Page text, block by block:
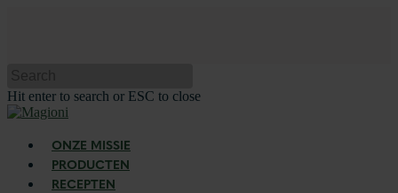
Hit enter to search or ESC to close
ONZE MISSIE
PRODUCTEN
RECEPTEN